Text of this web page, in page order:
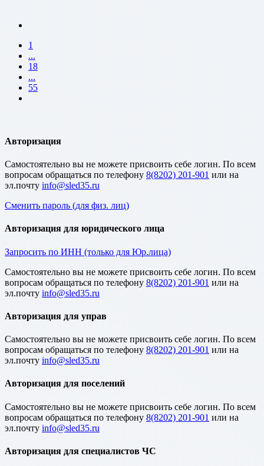
1
...
18
...
55
Авторизация
Cамостоятельно вы не можете присвоить себе логин. По всем
вопросам обращаться по телефону 8(8202) 201-901 или на
эл.почту
Сменить пароль (для физ. лиц)
Авторизация для юридического лица
Запросить по ИНН (только для Юр.лица)
Cамостоятельно вы не можете присвоить себе логин. По всем
вопросам обращаться по телефону 8(8202) 201-901 или на
эл.почту
Авторизация для управ
Cамостоятельно вы не можете присвоить себе логин. По всем
вопросам обращаться по телефону 8(8202) 201-901 или на
эл.почту
Авторизация для поселений
Cамостоятельно вы не можете присвоить себе логин. По всем
вопросам обращаться по телефону 8(8202) 201-901 или на
эл.почту
Авторизация для специалистов ЧС